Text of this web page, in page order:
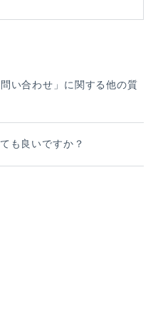
い合わせ」に関する他の質
も良いですか？